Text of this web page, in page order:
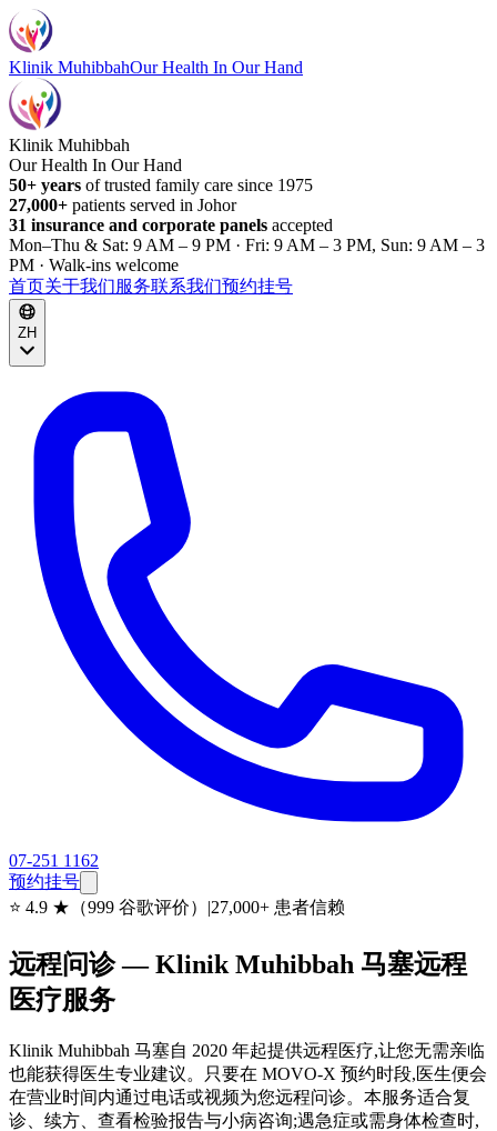
Klinik MuhibbahOur Health In Our Hand
Klinik Muhibbah
Our Health In Our Hand
50+ years of trusted family care since 1975
27,000+ patients served in Johor
31 insurance and corporate panels accepted
Mon–Thu & Sat: 9 AM – 9 PM · Fri: 9 AM – 3 PM, Sun: 9 AM – 3
PM · Walk-ins welcome
首页关于我们服务联系我们预约挂号
ZH
07-251 1162
预约挂号
⭐ 4.9 ★（999 谷歌评价） |27,000+ 患者信赖
远程问诊 — Klinik Muhibbah 马塞远程
医疗服务
Klinik Muhibbah 马塞自 2020 年起提供远程医疗,让您无需亲临
也能获得医生专业建议。只要在 MOVO-X 预约时段,医生便会
在营业时间内通过电话或视频为您远程问诊。本服务适合复
诊、续方、查看检验报告与小病咨询;遇急症或需身体检查时,